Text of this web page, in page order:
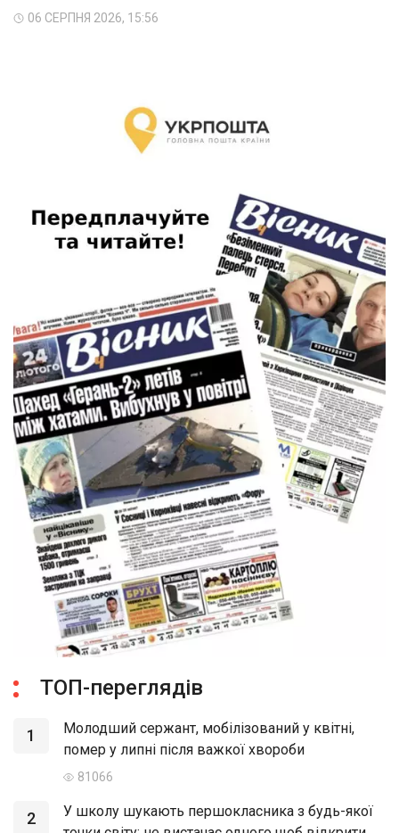
06 СЕРПНЯ 2026, 15:56
ТОП-переглядів
1
Молодший сержант, мобілізований у квітні,
помер у липні після важкої хвороби
81066
2
У школу шукають першокласника з будь-якої